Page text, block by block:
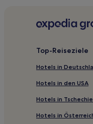
Günstige in
Mississippi
Top-Reiseziele
Hotels in
Hotels in den USA
Hotels in
Hotels in